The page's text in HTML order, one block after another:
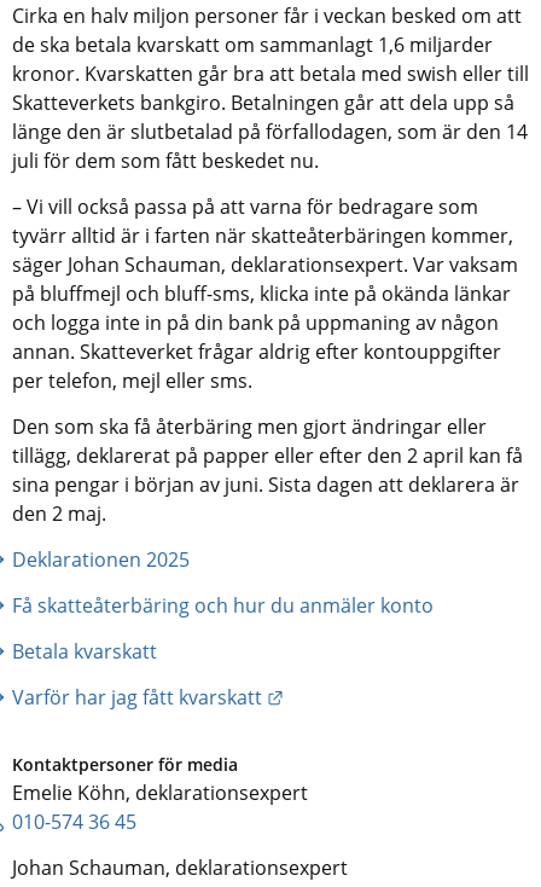
Cirka en halv miljon personer får i veckan besked om att
de ska betala kvarskatt om sammanlagt 1,6 miljarder
kronor. Kvarskatten går bra att betala med swish eller till
Skatteverkets bankgiro. Betalningen går att dela upp så
länge den är slutbetalad på förfallodagen, som är den 14
juli för dem som fått beskedet nu.
– Vi vill också passa på att varna för bedragare som
tyvärr alltid är i farten när skatteåterbäringen kommer,
säger Johan Schauman, deklarationsexpert. Var vaksam
på bluffmejl och bluff-sms, klicka inte på okända länkar
och logga inte in på din bank på uppmaning av någon
annan. Skatteverket frågar aldrig efter kontouppgifter
per telefon, mejl eller sms.
Den som ska få återbäring men gjort ändringar eller
tillägg, deklarerat på papper eller efter den 2 april kan få
sina pengar i början av juni. Sista dagen att deklarera är
den 2 maj.
Deklarationen 2025
Få skatteåterbäring och hur du anmäler konto
Betala kvarskatt
Varför har jag fått kvarskatt
Kontaktpersoner för media
Emelie Köhn, deklarationsexpert
010-574 36 45
Johan Schauman, deklarationsexpert